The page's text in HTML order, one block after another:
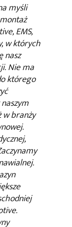
myśli
EMS,
w których
nasz
Nie ma
którego
branży